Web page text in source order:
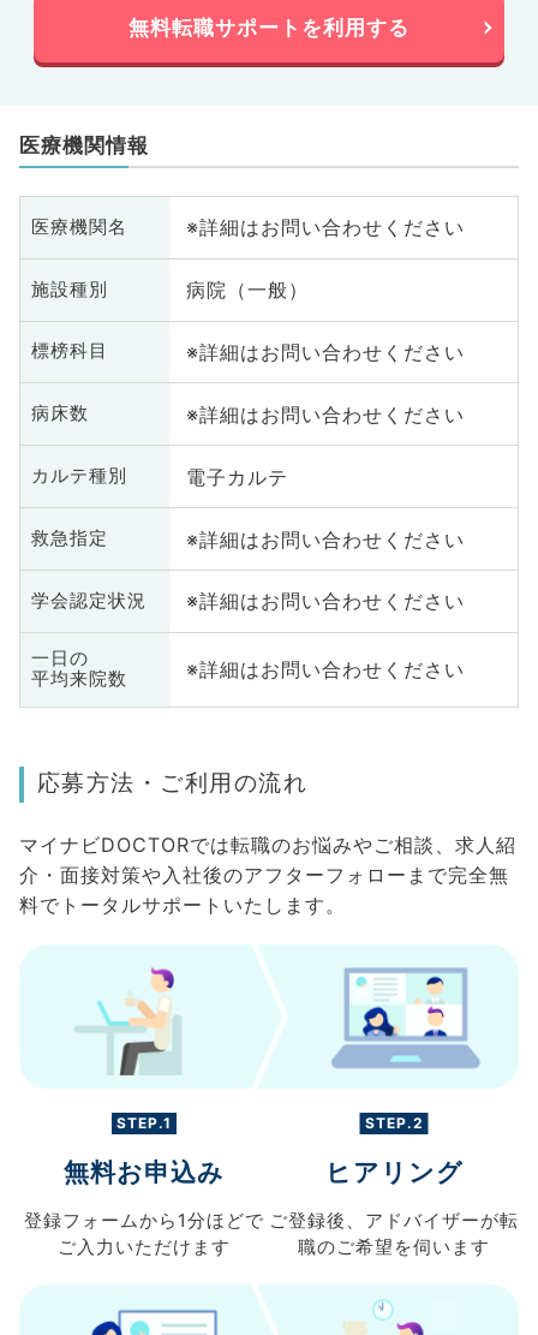
無料転職サポートを利用する
医療機関情報
医療機関名 ※詳細はお問い合わせください
施設種別 病院（一般）
標榜科目 ※詳細はお問い合わせください
病床数 ※詳細はお問い合わせください
カルテ種別 電子カルテ
救急指定 ※詳細はお問い合わせください
学会認定状況 ※詳細はお問い合わせください
一日の
平均来院数
※詳細はお問い合わせください
応募方法・ご利用の流れ
マイナビDOCTORでは転職のお悩みやご相談、求人紹
介・面接対策や入社後のアフターフォローまで完全無
料でトータルサポートいたします。
STEP.1
無料お申込み
登録フォームから 1分ほどで
ご入力 いただけます
STEP.2
ヒアリング
ご登録後、 アドバイザーが転
職のご希望を伺います